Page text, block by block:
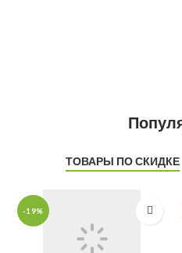
ТОВАРЫ ПО СКИДКЕ
-19%